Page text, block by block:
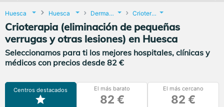
Huesca Huesca Dermatología Crioterapia (eliminación de pequeñas verrugas y otras lesiones)
Crioterapia (eliminación de pequeñas
verrugas y otras lesiones) en Huesca
Seleccionamos para ti los mejores hospitales, clínicas y
médicos con precios desde 82 €
Centros destacados El más barato
82 €
El más cercano
82 €